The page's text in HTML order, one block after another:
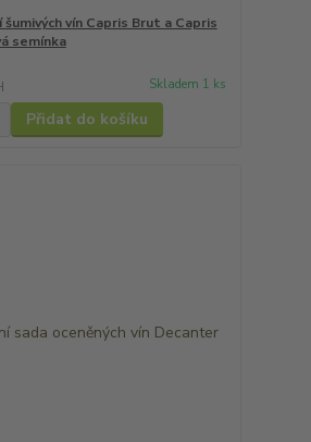
vín Capris Brut a Capris
semínka
Skladem 1 ks
Přidat do košíku